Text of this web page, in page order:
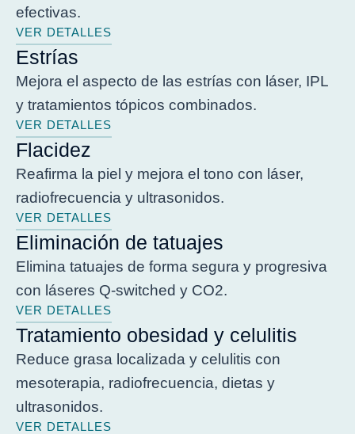
efectivas.
VER DETALLES
Estrías
Mejora el aspecto de las estrías con láser, IPL
y tratamientos tópicos combinados.
VER DETALLES
Flacidez
Reafirma la piel y mejora el tono con láser,
radiofrecuencia y ultrasonidos.
VER DETALLES
Eliminación de tatuajes
Elimina tatuajes de forma segura y progresiva
con láseres Q-switched y CO2.
VER DETALLES
Tratamiento obesidad y celulitis
Reduce grasa localizada y celulitis con
mesoterapia, radiofrecuencia, dietas y
ultrasonidos.
VER DETALLES